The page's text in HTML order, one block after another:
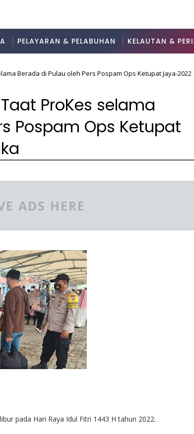
PELAYARAN & PELABUHAN KELAUTAN &
Berada di Pulau oleh Pers Pospam Ops Ketupat Jaya-2022
ProKes selama
Pospam Ops Ketupat
ADS HERE
pada Hari Raya Idul Fitri 1443 H tahun 2022.